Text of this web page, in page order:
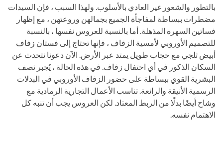
بالتطور والشعور غير العادي بالأسلوب. ولهذا السبب ، فإن السيدات
مضطرات ببساطة لمفاجأة الجميع بجمالهن وروعتهن ، مع إظهار
فساتين السهرة المذهلة. أما بالنسبة للعروس نفسها ، بالنسبة
للتصميم الأوروبي لأمسية الزفاف ، فإنها تحتاج إلى فستان زفاف
أبيض ثلجي مع حجاب طويل يمتد عبر الأرض. الآن دعونا نتحدث عن
السكان الذكور في أي احتفال زفاف. في هذه الحالة ، يُجبر نصف
البشرية القوي ببساطة على حضور الزفاف الأوروبي في البدلات
الرسمية الأنيقة والرائعة. تناسب الأعمال التجارية الرمادية مع
وشاح أيضًا بدلًا من الربط المعتاد. لكن العروس يجب أن تنبه كل
الاهتمام نفسه.